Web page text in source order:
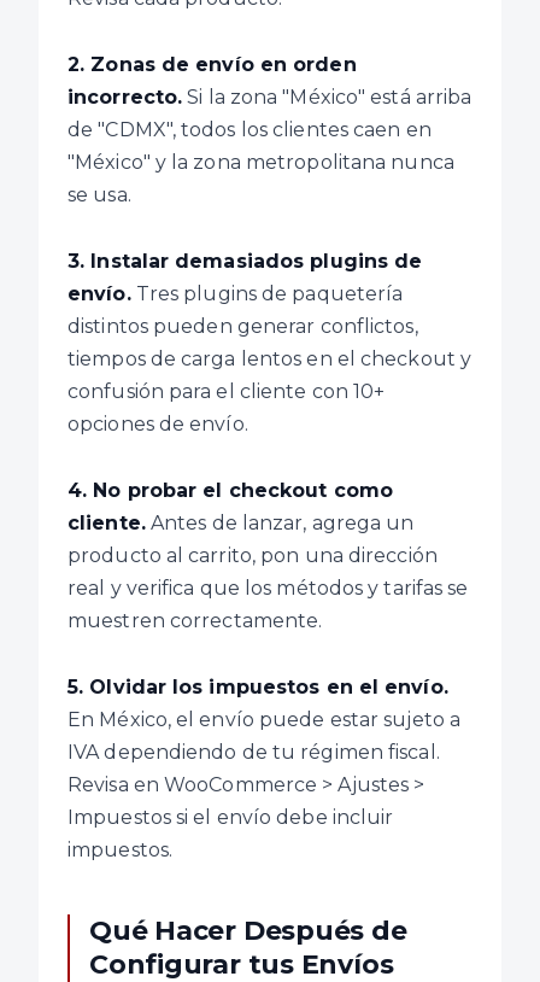
2. Zonas de envío en orden
incorrecto. Si la zona "México" está arriba
de "CDMX", todos los clientes caen en
"México" y la zona metropolitana nunca
se usa.
3. Instalar demasiados plugins de
envío.Tres plugins de paquetería
distintos pueden generar conflictos,
tiempos de carga lentos en el checkout y
confusión para el cliente con 10+
opciones de envío.
4. No probar el checkout como
cliente.Antes de lanzar, agrega un
producto al carrito, pon una dirección
real y verifica que los métodos y tarifas se
muestren correctamente.
5. Olvidar los impuestos en el envío.
En México, el envío puede estar sujeto a
IVA dependiendo de tu régimen fiscal.
Revisa en WooCommerce > Ajustes >
Impuestos si el envío debe incluir
impuestos.
Qué Hacer Después de
Configurar tus Envíos